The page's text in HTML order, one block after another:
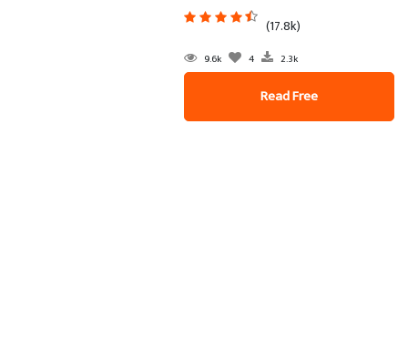
(17.8k)
9.6k 4 2.3k
Read Free